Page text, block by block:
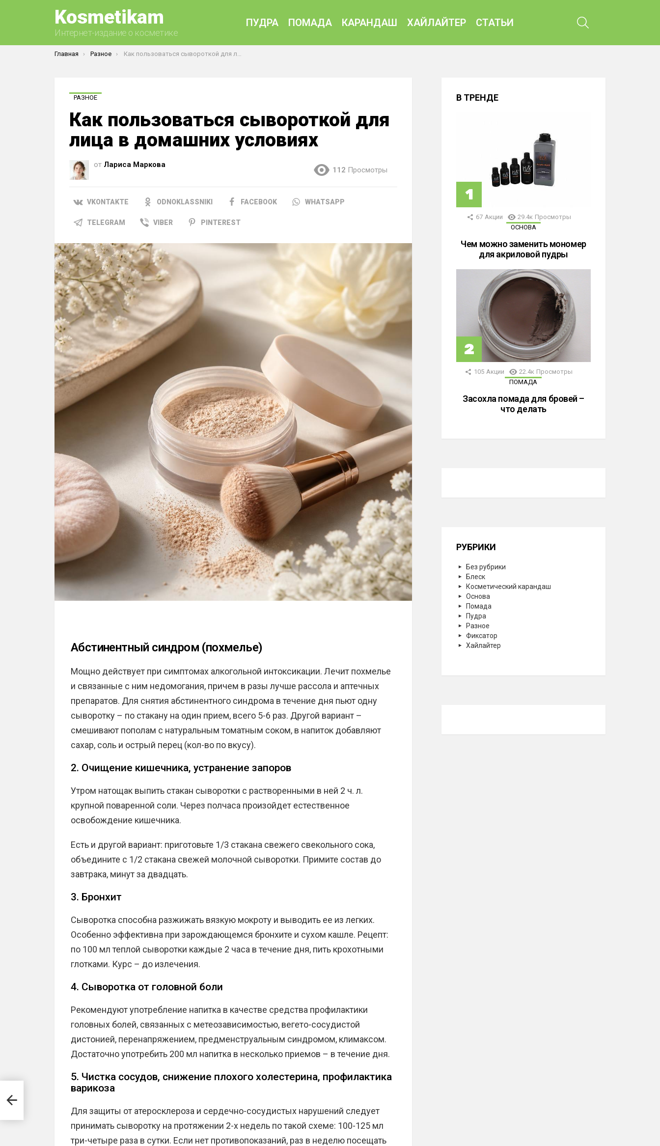
Kosmetikam
Интернет-издание о косметике
ПУДРА ПОМАДА КАРАНДАШ ХАЙЛАЙТЕР СТАТЬИ
Вы здесь:
Главная Разное Как пользоваться сывороткой для лица в домашних условиях
РАЗНОЕ
Как пользоваться сывороткой для
лица в домашних условиях
от Лариса Маркова
112 Просмотры
VKONTAKTE ODNOKLASSNIKI FACEBOOK WHATSAPP
TELEGRAM VIBER PINTEREST
Абстинентный синдром (похмелье)
Мощно действует при симптомах алкогольной интоксикации. Лечит похмелье
и связанные с ним недомогания, причем в разы лучше рассола и аптечных
препаратов. Для снятия абстинентного синдрома в течение дня пьют одну
сыворотку – по стакану на один прием, всего 5-6 раз. Другой вариант –
смешивают пополам с натуральным томатным соком, в напиток добавляют
сахар, соль и острый перец (кол-во по вкусу).
2. Очищение кишечника, устранение запоров
Утром натощак выпить стакан сыворотки с растворенными в ней 2 ч. л.
крупной поваренной соли. Через полчаса произойдет естественное
освобождение кишечника.
Есть и другой вариант: приготовьте 1/3 стакана свежего свекольного сока,
объедините с 1/2 стакана свежей молочной сыворотки. Примите состав до
завтрака, минут за двадцать.
3. Бронхит
Сыворотка способна разжижать вязкую мокроту и выводить ее из легких.
Особенно эффективна при зарождающемся бронхите и сухом кашле. Рецепт:
по 100 мл теплой сыворотки каждые 2 часа в течение дня, пить крохотными
глотками. Курс – до излечения.
4. Сыворотка от головной боли
Рекомендуют употребление напитка в качестве средства профилактики
головных болей, связанных с метеозависимостью, вегето-сосудистой
дистонией, перенапряжением, предменструальным синдромом, климаксом.
Достаточно употребить 200 мл напитка в несколько приемов – в течение дня.
5. Чистка сосудов, снижение плохого холестерина, профилактика
варикоза
Для защиты от атеросклероза и сердечно-сосудистых нарушений следует
принимать сыворотку на протяжении 2-х недель по такой схеме: 100-125 мл
три-четыре раза в сутки. Если нет противопоказаний, раз в неделю посещать
В ТРЕНДЕ
67 Акции 29.4к Просмотры
ОСНОВА
Чем можно заменить мономер
для акриловой пудры
105 Акции 22.4к Просмотры
ПОМАДА
Засохла помада для бровей –
что делать
РУБРИКИ
Без рубрики
Блеск
Косметический карандаш
Основа
Помада
Пудра
Разное
Фиксатор
Хайлайтер